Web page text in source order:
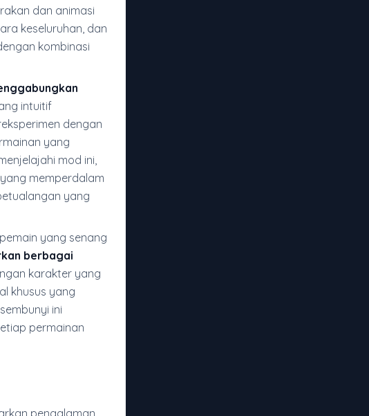
dan animasi
keseluruhan, dan
kombinasi
intuitif
dengan
yang
mod ini,
memperdalam
yang
yang senang
berbagai
karakter yang
khusus yang
ini
permainan
pengalaman